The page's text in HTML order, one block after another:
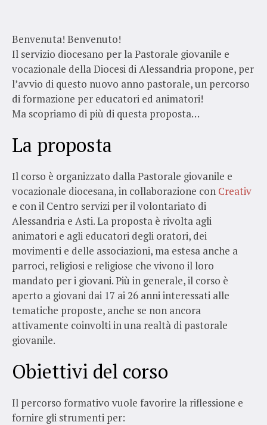
Benvenuta! Benvenuto!
Il servizio diocesano per la Pastorale giovanile e
vocazionale della Diocesi di Alessandria propone, per
l’avvio di questo nuovo anno pastorale, un percorso
di formazione per educatori ed animatori!
Ma scopriamo di più di questa proposta…
La proposta
Il corso è organizzato dalla Pastorale giovanile e
vocazionale diocesana, in collaborazione con Creativ
e con il Centro servizi per il volontariato di
Alessandria e Asti. La proposta è rivolta agli
animatori e agli educatori degli oratori, dei
movimenti e delle associazioni, ma estesa anche a
parroci, religiosi e religiose che vivono il loro
mandato per i giovani. Più in generale, il corso è
aperto a giovani dai 17 ai 26 anni interessati alle
tematiche proposte, anche se non ancora
attivamente coinvolti in una realtà di pastorale
giovanile.
Obiettivi del corso
Il percorso formativo vuole favorire la riflessione e
fornire gli strumenti per: